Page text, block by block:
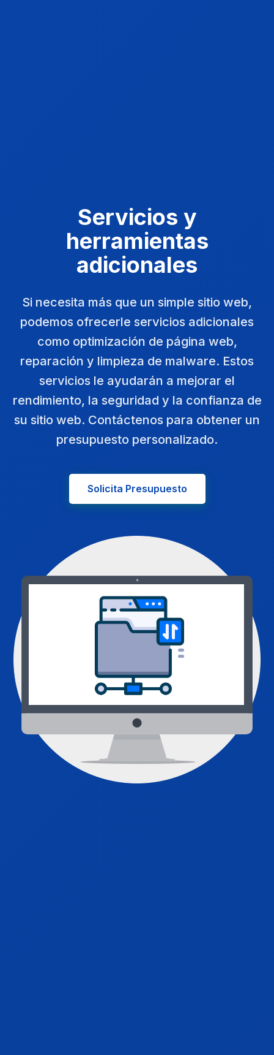
Servicios y
herramientas
adicionales
Si necesita más que un simple sitio web,
podemos ofrecerle servicios adicionales
como optimización de página web,
reparación y limpieza de malware. Estos
servicios le ayudarán a mejorar el
rendimiento, la seguridad y la confianza de
su sitio web. Contáctenos para obtener un
presupuesto personalizado.
Solicita Presupuesto